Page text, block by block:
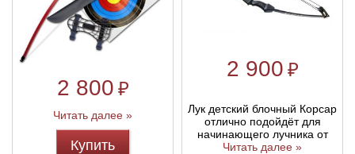
2 800 ₽
Читать далее »
Купить
2 900 ₽
Лук детский блочный Корсар
отлично подойдёт для
начинающего лучника от
Читать далее »